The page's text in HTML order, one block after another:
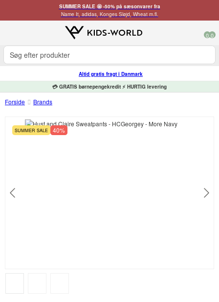
SUMMER SALE 🤩 -50% på sæsonvarer fra
Name It, adidas, Konges Sløjd, Wheat m.fl.
0 0
Altid gratis fragt i Danmark
💳 GRATIS børnepengekredit ⚡ HURTIG levering
Forside Brands
SUMMER SALE 40%